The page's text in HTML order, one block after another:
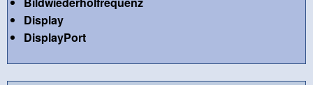
Display
DisplayPort